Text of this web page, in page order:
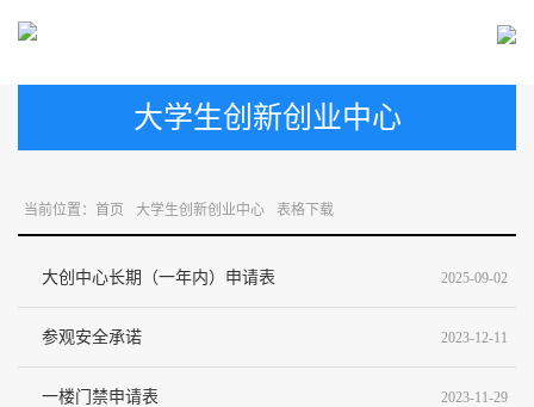
大学生创新创业中心
当前位置： 首页 大学生创新创业中心 表格下载
大创中心长期（一年内）申请表 2025-09-02
参观安全承诺 2023-12-11
一楼门禁申请表 2023-11-29